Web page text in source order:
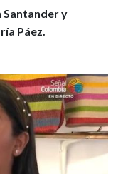
Santander y
Páez.